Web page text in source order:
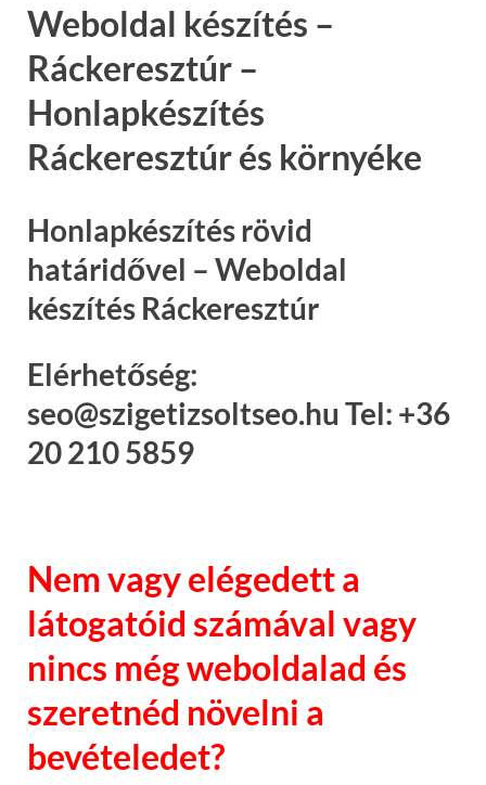
Weboldal készítés –
Ráckeresztúr –
Honlapkészítés
Ráckeresztúr és környéke
Honlapkészítés rövid
határidővel – Weboldal
készítés Ráckeresztúr
Elérhetőség:
seo@szigetizsoltseo.hu Tel: +36
20 210 5859
Nem vagy elégedett a
látogatóid számával vagy
nincs még weboldalad és
szeretnéd növelni a
bevételedet?